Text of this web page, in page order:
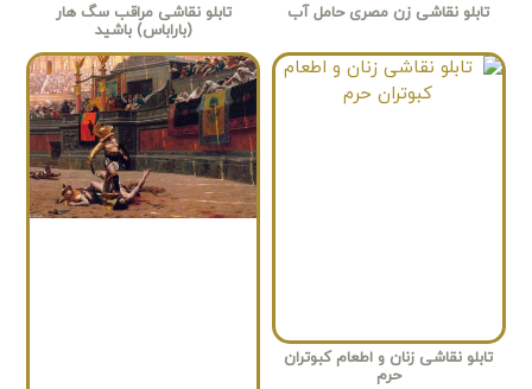
تابلو نقاشی زن مصری حامل آب
تابلو نقاشی مراقب سگ هار
(باراباس) باشید
تابلو نقاشی زنان و اطعام کبوتران
حرم